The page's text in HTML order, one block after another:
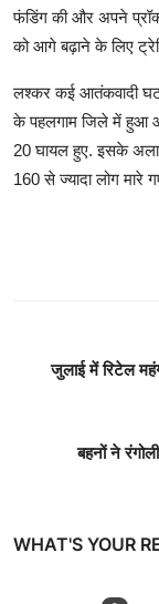
फंडिंग की और अपने
को आगे बढ़ाने के लिए
लश्कर कई आतंकवादी
के पहलगाम जिले में हुआ
20 घायल हुए. इसके
160 से ज्यादा लोग मारे
जुलाई में रिटेल
बहनों ने
WHAT'S YOUR